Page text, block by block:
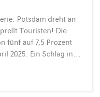
Potsdam dreht an
Touristen! Die
fünf auf 7,5 Prozent
erhöht – und das schon ab April 2025. Ein Schlag ins Gesicht für alle Hotelbetreiber und eine Einladung…